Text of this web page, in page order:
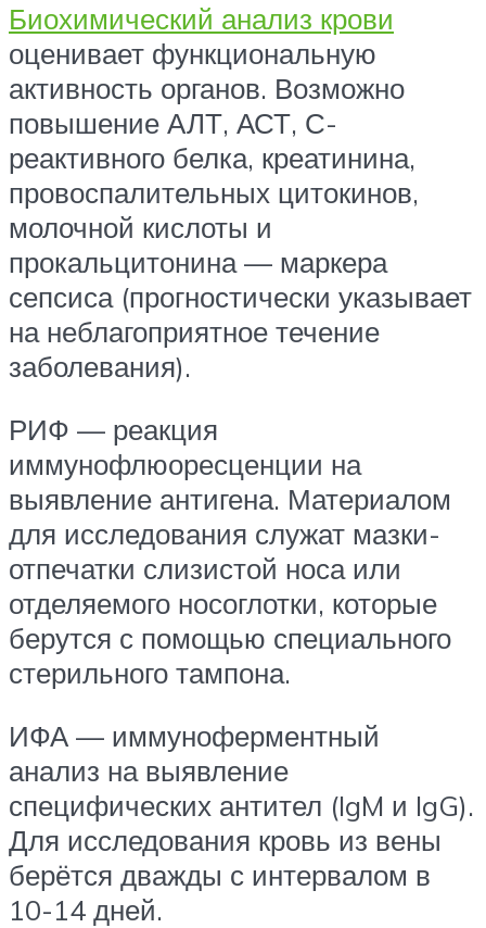
Биохимический анализ крови
оценивает функциональную
активность органов. Возможно
повышение АЛТ, АСТ, С-
реактивного белка, креатинина,
провоспалительных цитокинов,
молочной кислоты и
прокальцитонина — маркера
сепсиса (прогностически указывает
на неблагоприятное течение
заболевания).
РИФ — реакция
иммунофлюоресценции на
выявление антигена. Материалом
для исследования служат мазки-
отпечатки слизистой носа или
отделяемого носоглотки, которые
берутся с помощью специального
стерильного тампона.
ИФА — иммуноферментный
анализ на выявление
специфических антител (IgM и IgG).
Для исследования кровь из вены
берётся дважды с интервалом в
10-14 дней.